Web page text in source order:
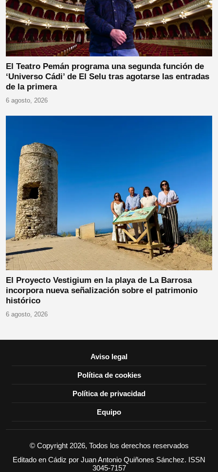
El Teatro Pemán programa una segunda función de
‘Universo Cádi’ de El Selu tras agotarse las entradas
de la primera
6 agosto, 2026
El Proyecto Vestigium en la playa de La Barrosa
incorpora nueva señalización sobre el patrimonio
histórico
6 agosto, 2026
Aviso legal
Política de cookies
Política de privacidad
Equipo
© Copyright 2026, Todos los derechos reservados
Editado en Cádiz por Juan Antonio Quiñones Sánchez. ISSN
3045-7157